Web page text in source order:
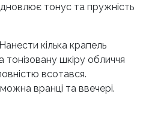
тонус та пружність
Нанести кілька крапель
шкіру обличчя
всотався.
вранці та ввечері.